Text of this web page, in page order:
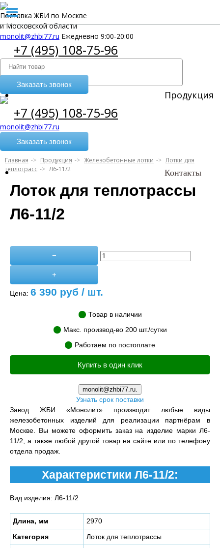
Продукция
Контакты
Поставка ЖБИ по Москве
и Московской области
monolit@zhbi77.ru Ежедневно 9:00-20:00
+7 (495) 108-75-96
Заказать звонок
+7 (495) 108-75-96
monolit@zhbi77.ru
Заказать звонок
Главная Продукция Железобетонные лотки
Лотки для
теплотрасс
Л6-11/2
Лоток для теплотрассы
Л6-11/2
−
+
Цена: 6 390 руб / шт.
Товар в наличии
Макс. производ-во 200 шт./сутки
Работаем по постоплате
Купить в один клик
monolit@zhbi77.ru.
Узнать срок поставки
Завод ЖБИ «Монолит» производит любые виды
железобетонных изделий для реализации партнёрам в
Москве. Вы можете оформить заказ на изделие марки Л6-
11/2, а также любой другой товар на сайте или по телефону
отдела продаж.
Характеристики Л6-11/2:
Вид изделия: Л6-11/2
Длина, мм
2970
Категория
Лоток для теплотрассы